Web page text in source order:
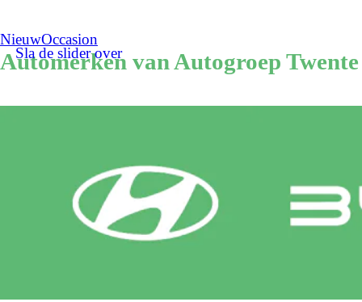
NieuwOccasion
Automerken van Autogroep Twente
Sla de slider over